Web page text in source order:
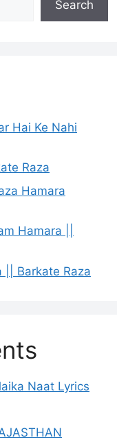
Search
Hai Ke Nahi
Raza
Hamara
Hamara ||
|| Barkate Raza
Naat Lyrics